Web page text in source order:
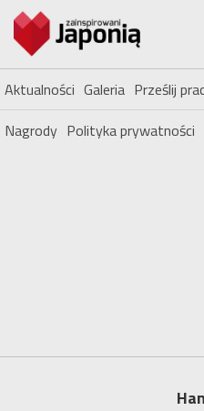
Aktualności Galeria Prześlij
Nagrody Polityka prywatności